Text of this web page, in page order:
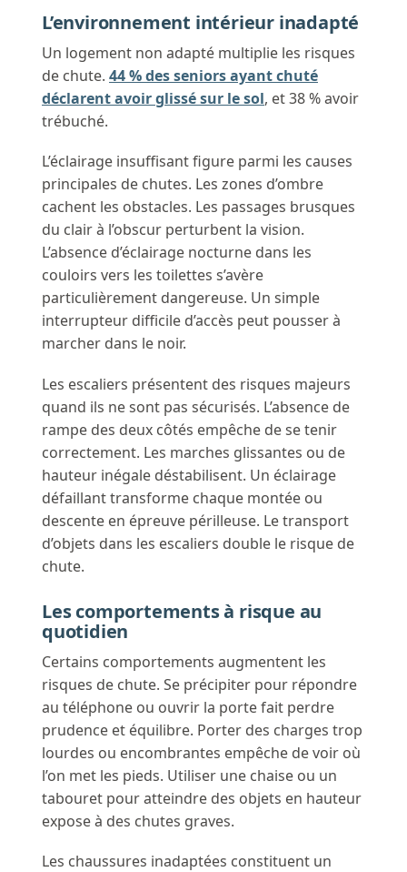
L’environnement intérieur inadapté
Un logement non adapté multiplie les risques
de chute. 44 % des seniors ayant chuté
déclarent avoir glissé sur le sol, et 38 % avoir
trébuché.
L’éclairage insuffisant figure parmi les causes
principales de chutes. Les zones d’ombre
cachent les obstacles. Les passages brusques
du clair à l’obscur perturbent la vision.
L’absence d’éclairage nocturne dans les
couloirs vers les toilettes s’avère
particulièrement dangereuse. Un simple
interrupteur difficile d’accès peut pousser à
marcher dans le noir.
Les escaliers présentent des risques majeurs
quand ils ne sont pas sécurisés. L’absence de
rampe des deux côtés empêche de se tenir
correctement. Les marches glissantes ou de
hauteur inégale déstabilisent. Un éclairage
défaillant transforme chaque montée ou
descente en épreuve périlleuse. Le transport
d’objets dans les escaliers double le risque de
chute.
Les comportements à risque au
quotidien
Certains comportements augmentent les
risques de chute. Se précipiter pour répondre
au téléphone ou ouvrir la porte fait perdre
prudence et équilibre. Porter des charges trop
lourdes ou encombrantes empêche de voir où
l’on met les pieds. Utiliser une chaise ou un
tabouret pour atteindre des objets en hauteur
expose à des chutes graves.
Les chaussures inadaptées constituent un